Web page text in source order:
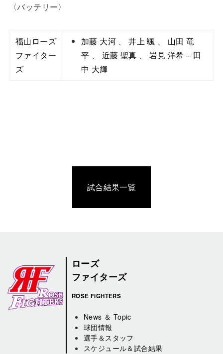
〈バッテリー〉
福山ローズ
ファイター
ズ
加藤 大河、井上 颯 、 山田 竜
平 、 近藤 聖真 、 岩見 洋希 – 田
中 大輝
試合結果一覧
ローズ
ファイターズ
ROSE FIGHTERS
News ＆ Topic
球団情報
選手＆スタッフ
スケジュール＆試合結果